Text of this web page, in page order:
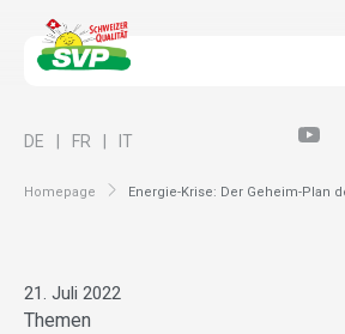
Homepage Energie-Krise: Der Geheim-Plan
DE FR IT
21. Juli 2022
Themen